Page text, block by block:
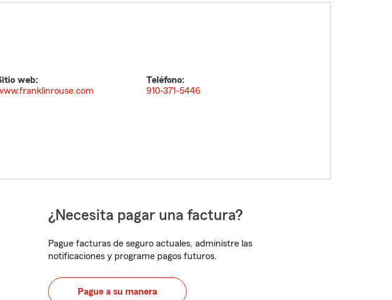
web:
Teléfono:
910-371-5446
¿Necesita pagar una factura?
Pague facturas de seguro actuales, administre las
notificaciones y programe pagos futuros.
Pague a su manera